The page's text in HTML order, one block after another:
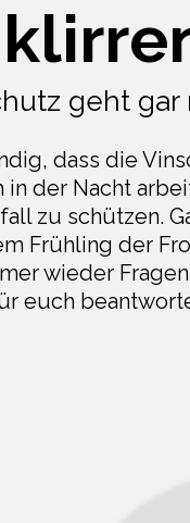
geht gar
dass die
in der Nacht
zu schützen.
Frühling der
wieder
euch